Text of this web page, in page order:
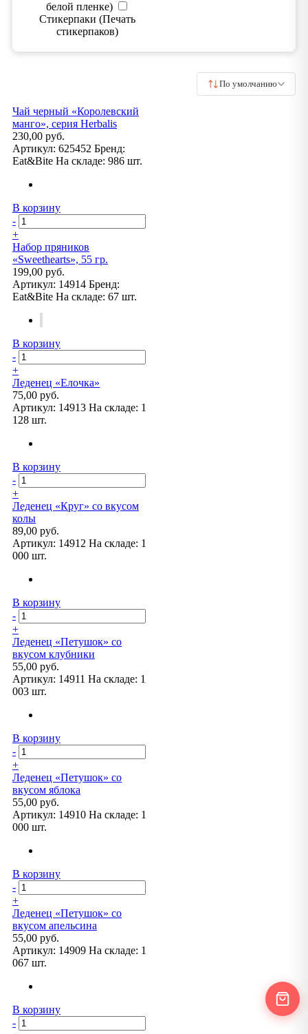
белой пленке)
Стикерпаки (Печать
стикерпаков)
По умолчанию
Чай черный «Королевский
манго», серия Herbalis
230,00 руб.
Артикул: 625452 Бренд:
Eat&Bite На складе: 986 шт.
В корзину
-
+
Набор пряников
«Sweethearts», 55 гр.
199,00 руб.
Артикул: 14914 Бренд:
Eat&Bite На складе: 67 шт.
В корзину
-
+
Леденец «Елочка»
75,00 руб.
Артикул: 14913 На складе: 1
128 шт.
В корзину
-
+
Леденец «Круг» со вкусом
колы
89,00 руб.
Артикул: 14912 На складе: 1
000 шт.
В корзину
-
+
Леденец «Петушок» со
вкусом клубники
55,00 руб.
Артикул: 14911 На складе: 1
003 шт.
В корзину
-
+
Леденец «Петушок» со
вкусом яблока
55,00 руб.
Артикул: 14910 На складе: 1
000 шт.
В корзину
-
+
Леденец «Петушок» со
вкусом апельсина
55,00 руб.
Артикул: 14909 На складе: 1
067 шт.
В корзину
-